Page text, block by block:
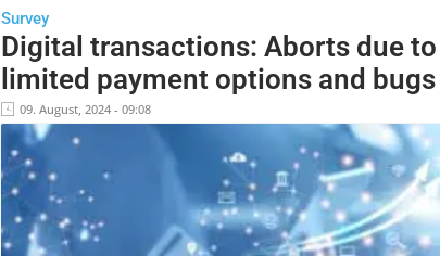
Survey
Digital transactions: Aborts due to
limited payment options and bugs
09. August, 2024 - 09:08